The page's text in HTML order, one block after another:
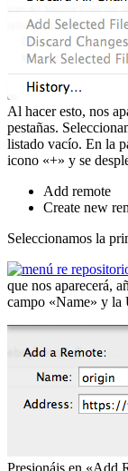
Al hacer esto, nos
pestañas.
listado vacío. En la
icono «+» y se
Add remote
Create new
Seleccionamos la
que nos aparecerá,
campo «Name» y la